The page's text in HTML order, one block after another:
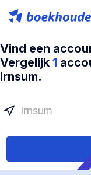
Vind een
Vergelijk 1
Irnsum.